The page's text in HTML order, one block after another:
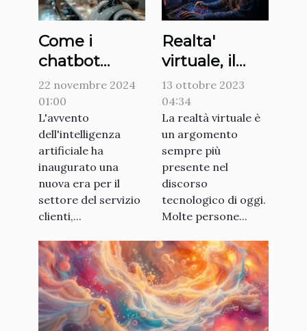
Come i
chatbot
basati su
intelligenza
artificiale
possono
rivoluzionare
il customer
service
22 novembre 2024
01:00
L'avvento
dell'intelligenza
artificiale ha
inaugurato una
nuova era per il
settore del servizio
clienti,...
Realta'
virtuale, il
futuro dei
videogiochi
13 ottobre 2023
04:34
La realtà virtuale è
un argomento
sempre più
presente nel
discorso
tecnologico di oggi.
Molte persone...